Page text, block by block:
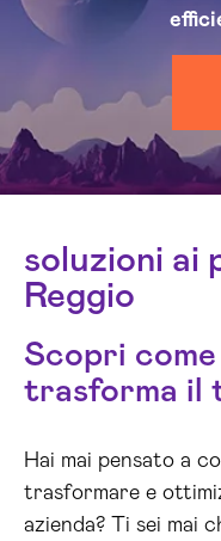
soluzioni ai
Reggio
Scopri
trasforma il
Hai mai pensato a
trasformare e
azienda? Ti sei mai